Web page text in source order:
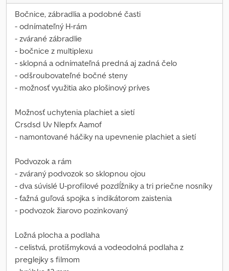
Bočnice, zábradlia a podobné časti
- odnímateľný H-rám
- zvárané zábradlie
- bočnice z multiplexu
- sklopná a odnímateľná predná aj zadná čelo
- odšroubovateľné bočné steny
- možnosť využitia ako plošinový príves
Možnosť uchytenia plachiet a sietí
Crsdsd Uv Nlepfx Aamof
- namontované háčiky na upevnenie plachiet a sietí
Podvozok a rám
- zváraný podvozok so sklopnou ojou
- dva súvislé U-profilové pozdĺžniky a tri priečne nosníky
- ťažná guľová spojka s indikátorom zaistenia
- podvozok žiarovo pozinkovaný
Ložná plocha a podlaha
- celistvá, protišmyková a vodeodolná podlaha z
preglejky s filmom